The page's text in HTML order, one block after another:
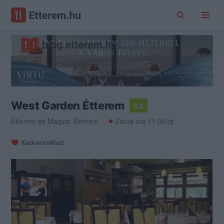
West Garden Étterem
3.2
Étterem és Magyar Étterem Zárva ma 11:00-ig
Kedvencekhez